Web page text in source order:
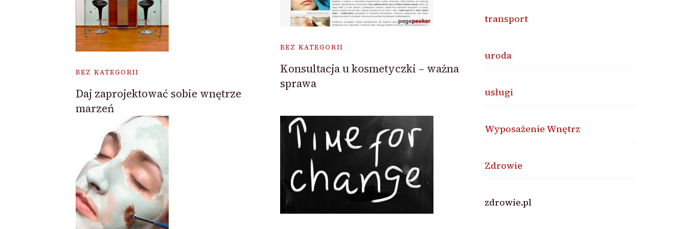
BEZ KATEGORII
Daj zaprojektować sobie wnętrze
marzeń
BEZ KATEGORII
Konsultacja u kosmetyczki – ważna
sprawa
transport
uroda
usługi
Wyposażenie Wnętrz
Zdrowie
zdrowie.pl